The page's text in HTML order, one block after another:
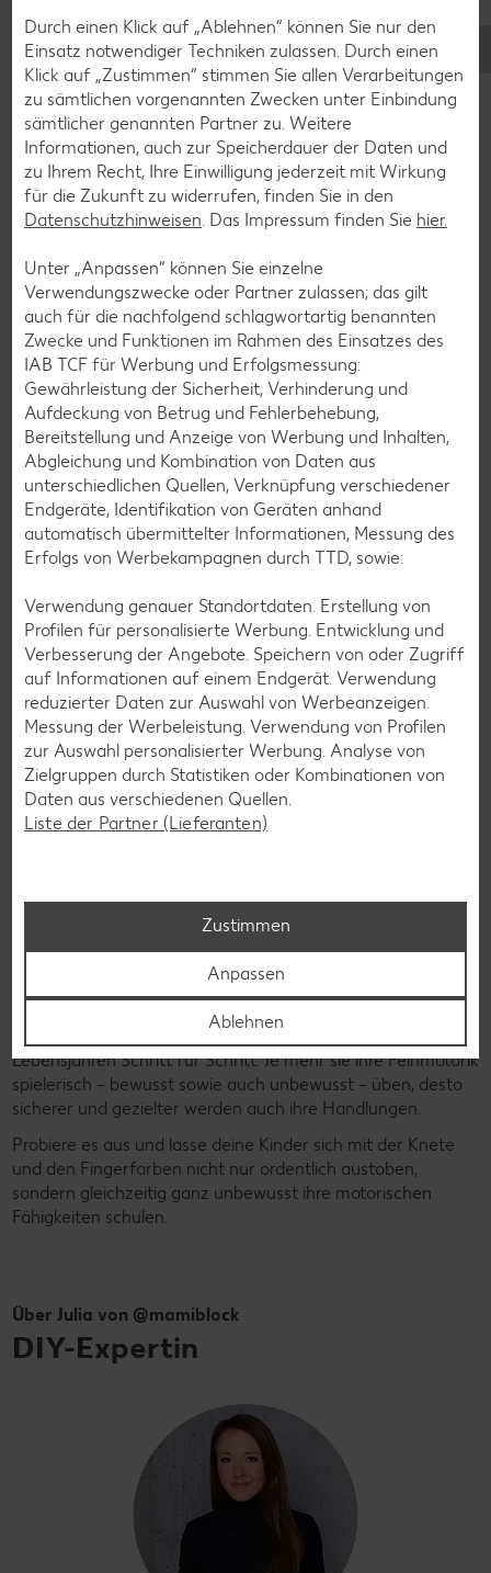
Wie du dein Kind unterstützen
kannst
Ein gutes Körpergefühl ist wichtig für das ganze Leben. Die
Entwicklung der Motorik sollte deswegen auf
unterschiedlichste Weise erfolgen und aktiv unterstützt
werden. Eine tolle Möglichkeit, um die Motorik zu fördern, ist
die Wahl verschiedener Spielmaterialien. Gestalte die
abwechslungsreich. Eine Anschaffung teurer Geräte ist
dafür nicht notwendig: Du kannst eine große Vielfalt auch
durch Dinge, die du schon zu Hause hast, schaffen.
Prinzipiell sollten Kinder alles Mögliche anfassen, greifen und
ertasten dürfen. Toll zum Entdecken sind dabei
beispielsweise Wasser, Knete, Teig oder auch Sand auf dem
Spielplatz.
Grobmotorische Fähigkeiten
Die Grobmotorik umfasst gröbere Bewegungsabläufe, meist
des ganzen Körpers, die beispielsweise beim Klettern,
Schwimmen, Spielen mit dem Ball oder Springen mit dem
eignet sich zur Unterstützung der Grobmotorik ebenso wie
das Barfußlaufen – das zusätzlich die Balance deines Kindes
fördert.
Feinmotorische Fähigkeiten
Ebenso wie die Grobmotorik müssen die Kinder auch die
Feinmotorik im jungen Alter erlernen – sie ist spätestens zur
Einschulung deines Kindes von Nöten, damit dein Kind
Schreiben lernen kann. Unter Feinmotorik fallen kleine,
zumachen, Rühren, Schneiden, Gläser aufdrehen, Kleben
oder das Öffnen eines Reißverschlusses.
Damit die Feinmotorik einwandfrei funktionieren kann, muss
vorher schon eine gewisse Grobmotorik vorhanden und
auch die Muskeln müssen bereits geschult sein. Darauf
Lebensjahren Schritt für Schritt. Je mehr sie ihre Feinmotorik
spielerisch – bewusst sowie auch unbewusst – üben, desto
sicherer und gezielter werden auch ihre Handlungen.
Probiere es aus und lasse deine Kinder sich mit der Knete
und den Fingerfarben nicht nur ordentlich austoben,
sondern gleichzeitig ganz unbewusst ihre motorischen
Fähigkeiten schulen.
Über Julia von @mamiblock
DIY-Expertin
Durch einen Klick auf „Ablehnen“ können Sie nur den
Einsatz notwendiger Techniken zulassen. Durch einen
Klick auf „Zustimmen“ stimmen Sie allen Verarbeitungen
zu sämtlichen vorgenannten Zwecken unter Einbindung
sämtlicher genannten Partner zu. Weitere
Informationen, auch zur Speicherdauer der Daten und
zu Ihrem Recht, Ihre Einwilligung jederzeit mit Wirkung
für die Zukunft zu widerrufen, finden Sie in den
Datenschutzhinweisen. Das Impressum finden Sie hier.
Unter „Anpassen“ können Sie einzelne
Verwendungszwecke oder Partner zulassen; das gilt
auch für die nachfolgend schlagwortartig benannten
Zwecke und Funktionen im Rahmen des Einsatzes des
IAB TCF für Werbung und Erfolgsmessung:
Gewährleistung der Sicherheit, Verhinderung und
Aufdeckung von Betrug und Fehlerbehebung,
Bereitstellung und Anzeige von Werbung und Inhalten,
Abgleichung und Kombination von Daten aus
unterschiedlichen Quellen, Verknüpfung verschiedener
Endgeräte, Identifikation von Geräten anhand
automatisch übermittelter Informationen, Messung des
Erfolgs von Werbekampagnen durch TTD, sowie:
Verwendung genauer Standortdaten. Erstellung von
Profilen für personalisierte Werbung. Entwicklung und
Verbesserung der Angebote. Speichern von oder Zugriff
auf Informationen auf einem Endgerät. Verwendung
reduzierter Daten zur Auswahl von Werbeanzeigen.
Messung der Werbeleistung. Verwendung von Profilen
zur Auswahl personalisierter Werbung. Analyse von
Zielgruppen durch Statistiken oder Kombinationen von
Daten aus verschiedenen Quellen.
Liste der Partner (Lieferanten)
Zustimmen
Anpassen
Ablehnen